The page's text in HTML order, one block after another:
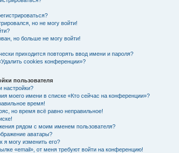
но не могу войти!
но больше не могу войти!
приходится повторять ввод имени и пароля?
cookies конференции»?
пользователя
настройки?
моего имени в списке «Кто сейчас на конференции»?
время!
но время всё равно неправильное!
рядом с моим именем пользователя?
аватары?
я могу изменить его?
«email», от меня требуют войти на конференцию!